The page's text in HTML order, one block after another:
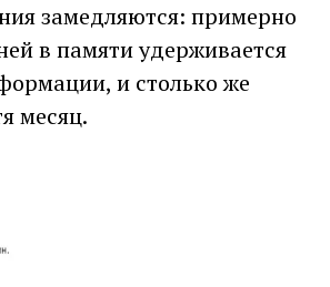
замедляются: примерно
в памяти удерживается
и столько же
месяц.